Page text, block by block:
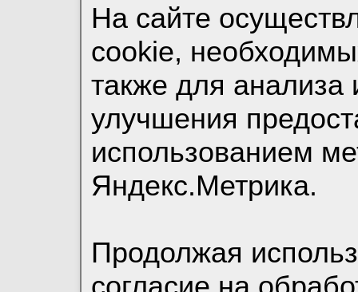
На сайте
cookie,
также для анализа
улучшения
использованием
Яндекс.Метрика.
Продолжая